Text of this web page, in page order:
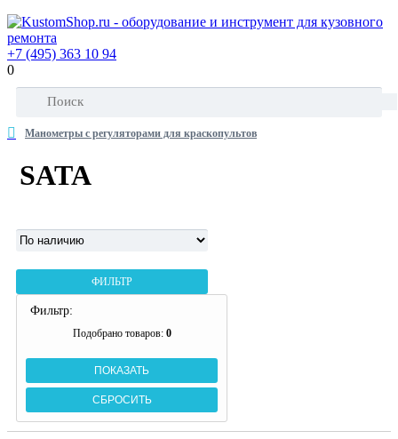
+7 (495) 363 10 94
0
Манометры с регуляторами для краскопультов
SATA
ФИЛЬТР
Фильтр:
Подобрано товаров: 0